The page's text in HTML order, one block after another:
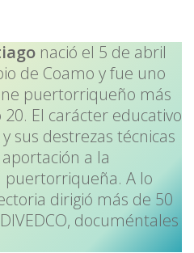
nació el 5 de abril
de Coamo y fue uno
puertorriqueño más
El carácter educativo
sus destrezas técnicas
a la
puertorriqueña. A lo
dirigió más de 50
documéntales